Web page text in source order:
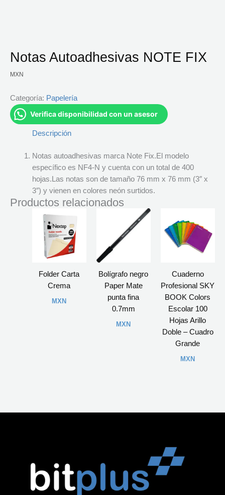
Notas Autoadhesivas NOTE FIX
MXN
Categoría: Papelería
Verifica disponibilidad con un asesor
Descripción
Notas autoadhesivas marca Note Fix.El modelo
específico es NF4-N y cuenta con un total de 400
hojas.Las notas son de tamaño 76 mm x 76 mm (3″ x
3″) y vienen en colores neón surtidos.
Productos relacionados
Folder Carta
Crema
MXN
Bolígrafo negro
Paper Mate
punta fina
0.7mm
MXN
Cuaderno
Profesional SKY
BOOK Colors
Escolar 100
Hojas Arillo
Doble – Cuadro
Grande
MXN